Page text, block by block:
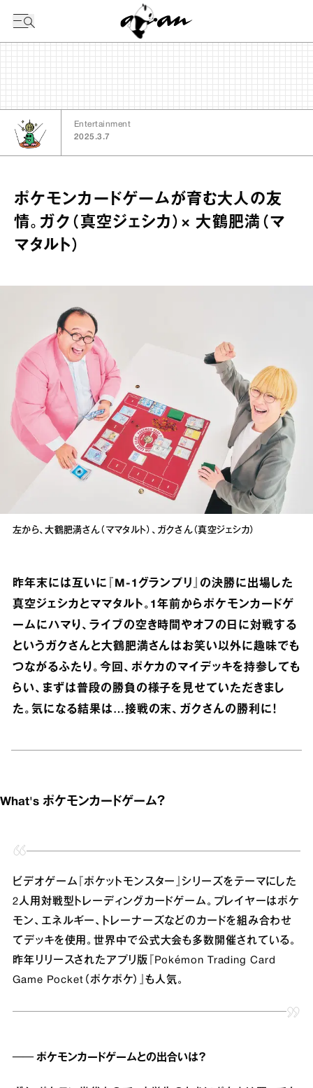
Entertainment
2025.3.7
ポケモンカードゲームが育む大人の友
情。ガク（真空ジェシカ）× 大鶴肥満（マ
マタルト）
左から、大鶴肥満さん（ママタルト）、ガクさん（真空ジェシカ）
昨年末には互いに『M-1グランプリ』の決勝に出場した
真空ジェシカとママタルト。1年前からポケモンカードゲ
ームにハマり、ライブの空き時間やオフの日に対戦する
というガクさんと大鶴肥満さんはお笑い以外に趣味でも
つながるふたり。今回、ポケカのマイデッキを持参しても
らい、まずは普段の勝負の様子を見せていただきまし
た。気になる結果は…接戦の末、ガクさんの勝利に！
What's ポケモンカードゲーム？
ビデオゲーム『ポケットモンスター』シリーズをテーマにした
2人用対戦型トレーディングカードゲーム。プレイヤーはポケ
モン、エネルギー、トレーナーズなどのカードを組み合わせ
てデッキを使用。世界中で公式大会も多数開催されている。
昨年リリースされたアプリ版『Pokémon Trading Card
Game Pocket（ポケポケ）』も人気。
── ポケモンカードゲームとの出合いは？